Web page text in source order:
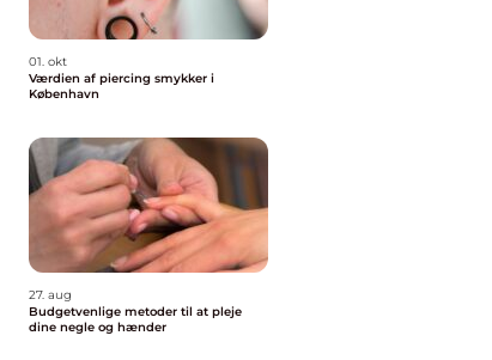
01. okt
Værdien af piercing smykker i
København
27. aug
Budgetvenlige metoder til at pleje
dine negle og hænder